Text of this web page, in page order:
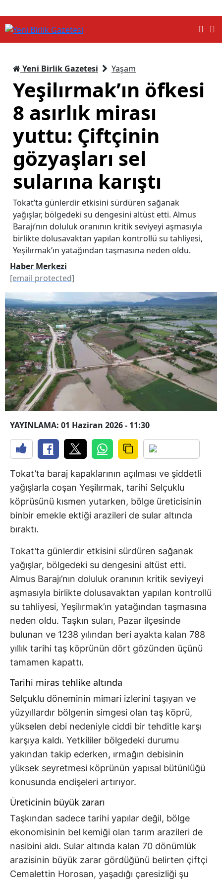
Yeni Birlik Gazetesi Yaşam
Yeşilırmak’ın öfkesi
8 asırlık mirası
yuttu: Çiftçinin
gözyaşları sel
sularına karıştı
Tokat’ta günlerdir etkisini sürdüren sağanak
yağışlar, bölgedeki su dengesini altüst etti. Almus
Barajı’nın doluluk oranının kritik seviyeyi aşmasıyla
birlikte dolusavaktan yapılan kontrollü su tahliyesi,
Yeşilırmak’ın yatağından taşmasına neden oldu.
Haber Merkezi
[email protected]
YAYINLAMA: 01 Haziran 2026 - 11:30
Tokat’ta baraj kapaklarının açılması ve şiddetli
yağışlarla coşan Yeşilırmak, tarihi Selçuklu
köprüsünü kısmen yutarken, bölge üreticisinin
binbir emekle ektiği arazileri de sular altında
bıraktı.
Tokat’ta günlerdir etkisini sürdüren sağanak
yağışlar, bölgedeki su dengesini altüst etti.
Almus Barajı’nın doluluk oranının kritik seviyeyi
aşmasıyla birlikte dolusavaktan yapılan kontrollü
su tahliyesi, Yeşilırmak’ın yatağından taşmasına
neden oldu. Taşkın suları, Pazar ilçesinde
bulunan ve 1238 yılından beri ayakta kalan 788
yıllık tarihi taş köprünün dört gözünden üçünü
tamamen kapattı.
Tarihi miras tehlike altında
Selçuklu döneminin mimari izlerini taşıyan ve
yüzyıllardır bölgenin simgesi olan taş köprü,
yükselen debi nedeniyle ciddi bir tehditle karşı
karşıya kaldı. Yetkililer bölgedeki durumu
yakından takip ederken, ırmağın debisinin
yüksek seyretmesi köprünün yapısal bütünlüğü
konusunda endişeleri artırıyor.
Üreticinin büyük zararı
Taşkından sadece tarihi yapılar değil, bölge
ekonomisinin bel kemiği olan tarım arazileri de
nasibini aldı. Sular altında kalan 70 dönümlük
arazisinin büyük zarar gördüğünü belirten çiftçi
Cemalettin Horosan, yaşadığı çaresizliği şu